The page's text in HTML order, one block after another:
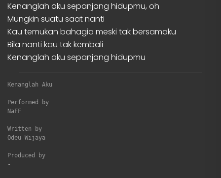
Kenanglah aku sepanjang hidupmu, oh
Mungkin suatu saat nanti
Kau temukan bahagia meski tak bersamaku
Bila nanti kau tak kembali
Kenanglah aku sepanjang hidupmu
Kenanglah Aku
Performed by
NaFF
Written by
Odeu Wijaya
Produced by
-